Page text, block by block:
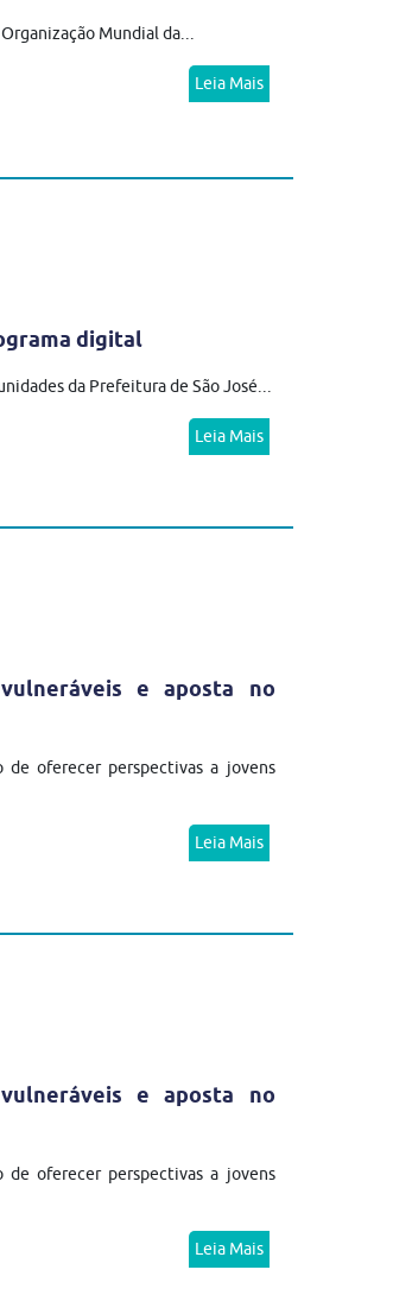
Mundial da...
Leia Mais
digital
da Prefeitura de São José...
Leia Mais
e aposta no
de oferecer perspectivas a jovens
Leia Mais
e aposta no
de oferecer perspectivas a jovens
Leia Mais